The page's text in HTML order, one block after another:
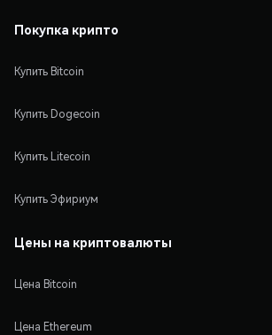
Покупка крипто
Купить Bitcoin
Купить Dogecoin
Купить Litecoin
Купить Эфириум
Цены на криптовалюты
Цена Bitcoin
Цена Ethereum